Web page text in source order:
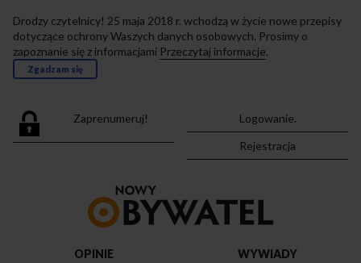
Drodzy czytelnicy! 25 maja 2018 r. wchodzą w życie nowe przepisy
dotyczące ochrony Waszych danych osobowych. Prosimy o
zapoznanie się z informacjami Przeczytaj informacje.
Zgadzam się
Zaprenumeruj!
Logowanie.
Rejestracja
strony
OPINIE
WYWIADY